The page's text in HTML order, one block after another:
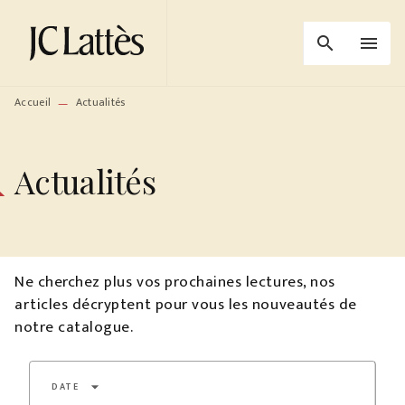
MENU RECHERCHE
PIED DE PAGE
search menu
Accueil — Actualités
Actualités
Ne cherchez plus vos prochaines lectures, nos
articles décryptent pour vous les nouveautés de
notre catalogue.
DATE arrow_drop_down